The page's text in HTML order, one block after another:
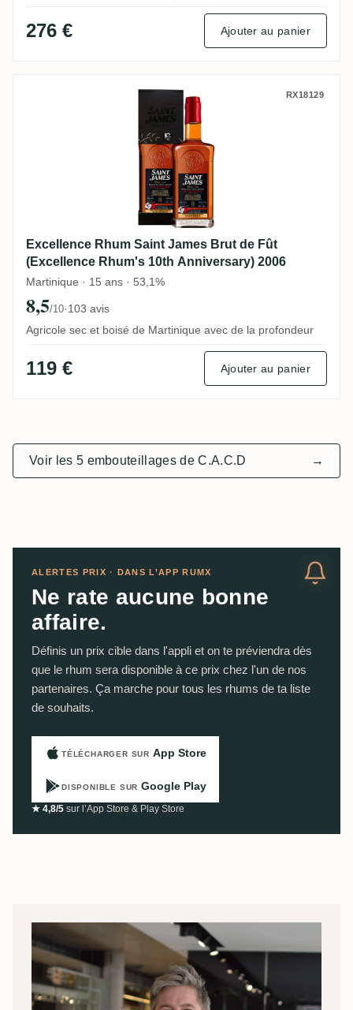
276 € Ajouter au panier
Excellence Rhum Saint James Brut de
RX18129
Excellence Rhum Saint James Brut de Fût
(Excellence Rhum's 10th Anniversary) 2006
Martinique · 15 ans · 53,1%
8,5/10·103 avis
Agricole sec et boisé de Martinique avec de la profondeur
119 € Ajouter au panier
Voir les 5 embouteillages de C.A.C.D →
ALERTES PRIX · DANS L’APP RUMX
Ne rate aucune bonne
affaire.
Définis un prix cible dans l'appli et on te préviendra dès
que le rhum sera disponible à ce prix chez l'un de nos
partenaires. Ça marche pour tous les rhums de ta liste
de souhaits.
TÉLÉCHARGER SUR App Store
DISPONIBLE SUR Google Play
★ 4,8/5 sur l’App Store & Play Store